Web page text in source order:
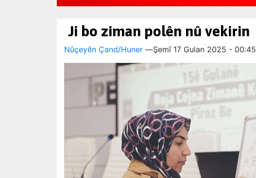
Ji bo ziman polên nû vekirin
Nûçeyên Çand/Huner —Şemî 17 Gulan 2025 - 00:45